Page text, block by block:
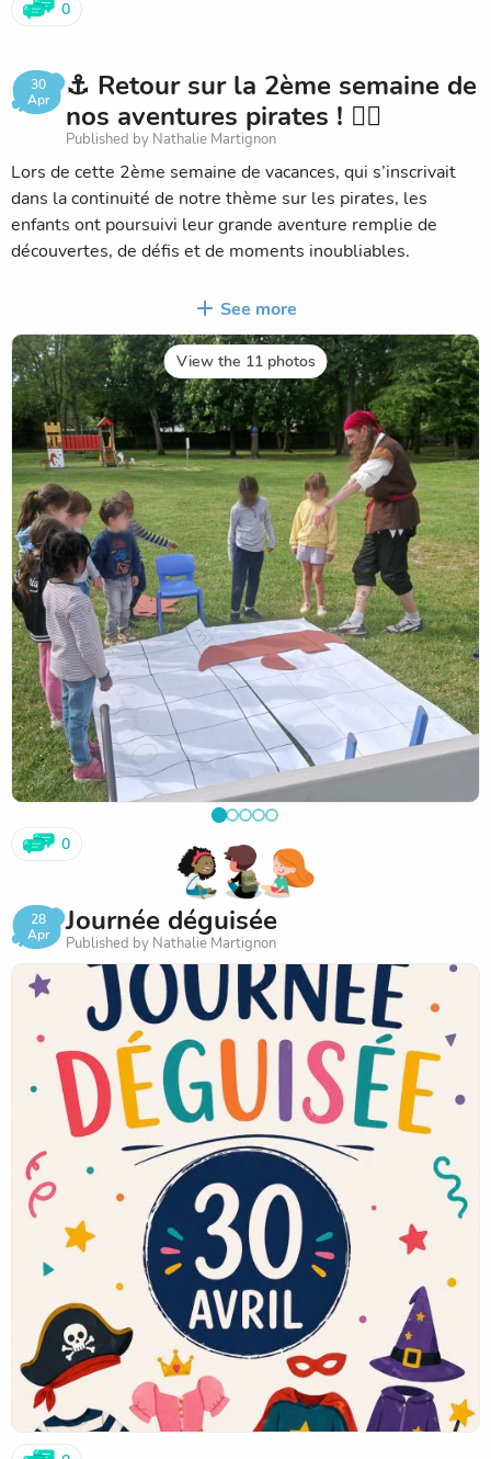
0
30
Apr
⚓ Retour sur la 2ème semaine de
nos aventures pirates ! 🏴‍☠️
Published by Nathalie Martignon
Lors de cette 2ème semaine de vacances, qui s’inscrivait
dans la continuité de notre thème sur les pirates, les
enfants ont poursuivi leur grande aventure remplie de
découvertes, de défis et de moments inoubliables.
Accompagnés du Capitaine Igloo, d’Elizabeth Swan, du
Capitaine Croustibat, du Capitaine Bigorneau et du
Capitaine Crochet, ils ont parcouru les différentes îles à la
recherche des dernières clés permettant d’accéder au
trésor final.
Grâce à leur courage, leur esprit d’équipe et leur
persévérance, ils ont réussi à surmonter chaque épreuve et
à récupérer toutes les clés de l’aventure !
Au programme de cette semaine :
• 28/04 : intervention musicale avec Pierre
• 29/04 : une grande bataille navale géante ainsi qu’un jeu
de piste pour récupérer les dernières clés
• 30/04 : journée déguisée pour clôturer cette belle
aventure dans la bonne humeur
Une belle semaine placée sous le signe de l’imagination,
de la coopération et de l’amusement !
L’équipe d’animation
See more
View the 11 photos
0
28
Apr
Journée déguisée
Published by Nathalie Martignon